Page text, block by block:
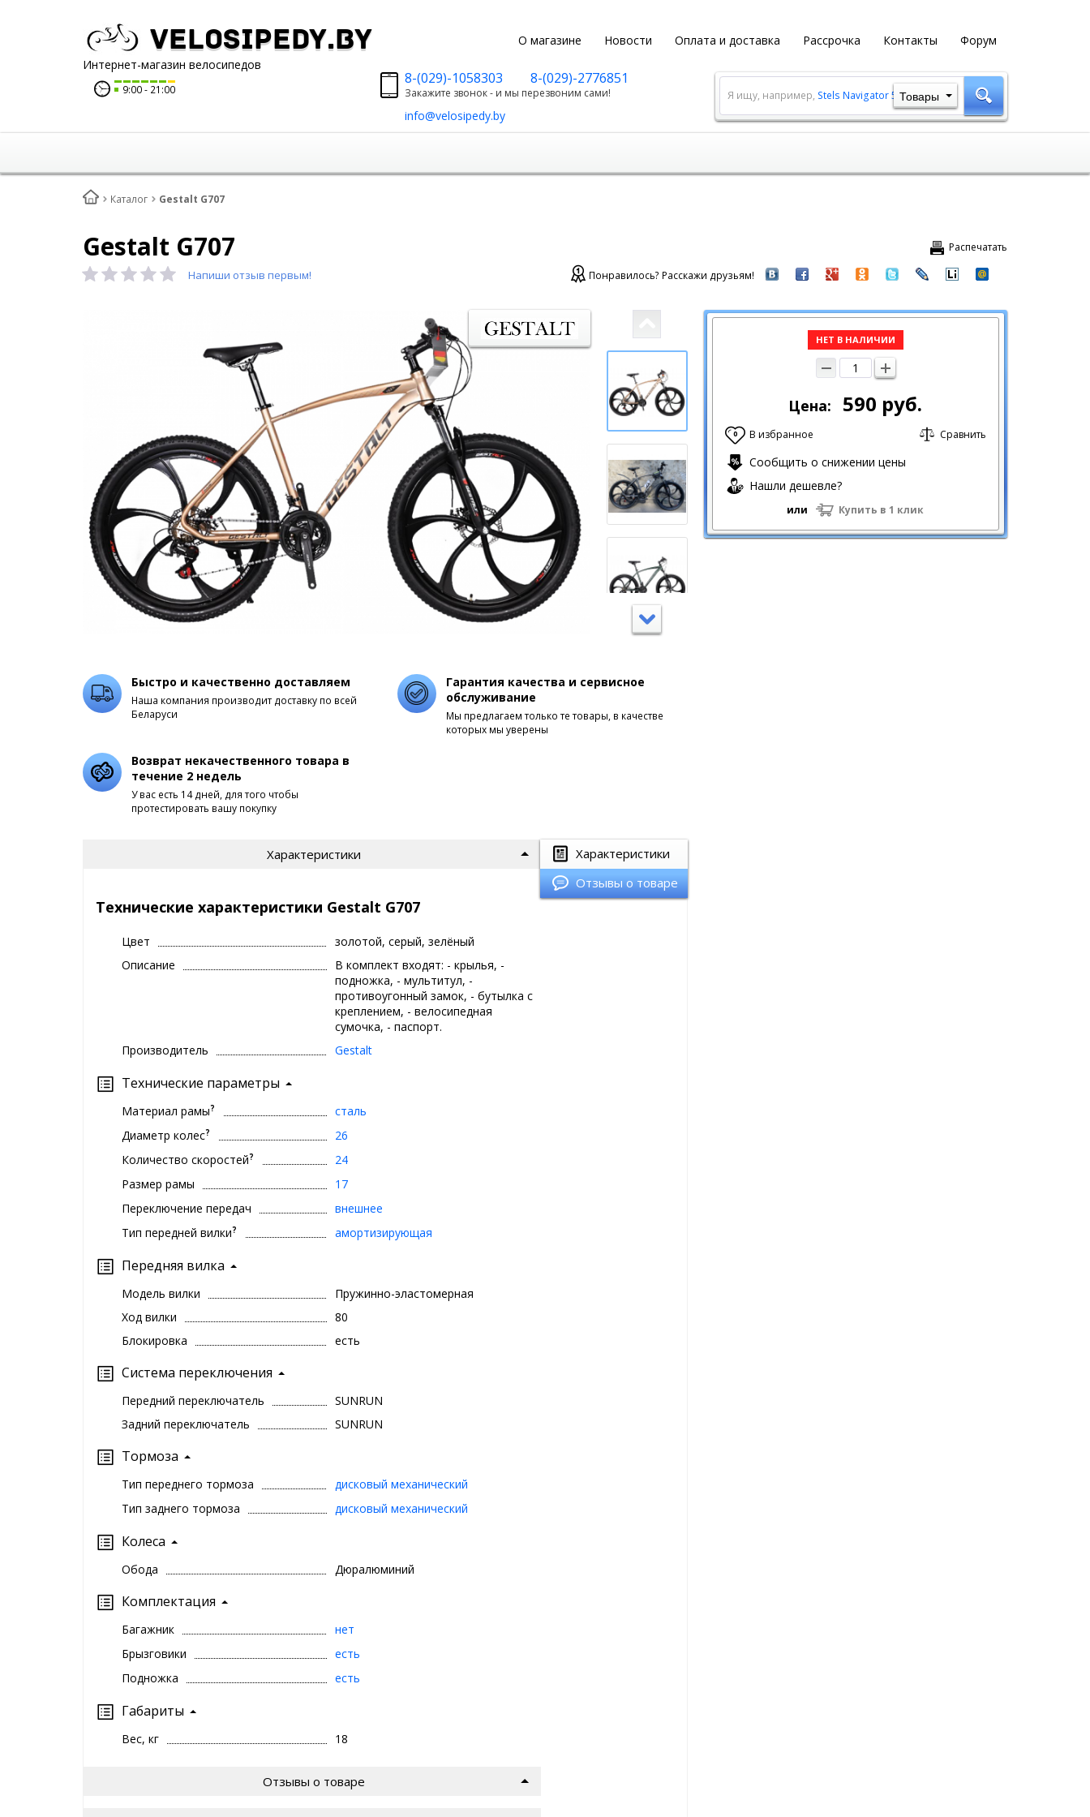
О магазине Новости Оплата и доставка Рассрочка Контакты Форум
Velosipedy.by
Интернет-магазин велосипедов
9:00 21:00
8-(029)-1058303 8-(029)-2776851
Закажите звонок - и мы перезвоним сами!
info@velosipedy.by
Я ищу, например, Stels Navigator 500 MD
Товары
Каталог Gestalt G707
Распечатать
Gestalt G707
Напиши отзыв первым! Понравилось? Расскажи друзьям!
НЕТ В НАЛИЧИИ
Цена: 590 руб.
0 В избранное Сравнить
Сообщить о снижении цены
Нашли дешевле?
или Купить в 1 клик
Быстро и качественно доставляем
Наша компания производит доставку по всей
Беларуси
Гарантия качества и сервисное
обслуживание
Мы предлагаем только те товары, в качестве
которых мы уверены
Возврат некачественного товара в
течение 2 недель
У вас есть 14 дней, для того чтобы
протестировать вашу покупку
Характеристики
Отзывы о товаре
Характеристики
Технические характеристики Gestalt G707
Цвет
золотой, серый, зелёный
Описание
В комплект входят: - крылья, -
подножка, - мультитул, -
противоугонный замок, - бутылка с
креплением, - велосипедная
сумочка, - паспорт.
Производитель
Gestalt
Технические параметры
Материал рамы?
сталь
Диаметр колес?
26
Количество скоростей?
24
Размер рамы
17
Переключение передач
внешнее
Тип передней вилки? амортизирующая
Передняя вилка
Модель вилки
Пружинно-эластомерная
Ход вилки
80
Блокировка
есть
Система переключения
Передний переключатель
SUNRUN
Задний переключатель
SUNRUN
Тормоза
Тип переднего тормоза
дисковый механический
Тип заднего тормоза
дисковый механический
Колеса
Обода Дюралюминий
Комплектация
Багажник
нет
Брызговики
есть
Подножка
есть
Габариты
Вес, кг 18
Отзывы о товаре